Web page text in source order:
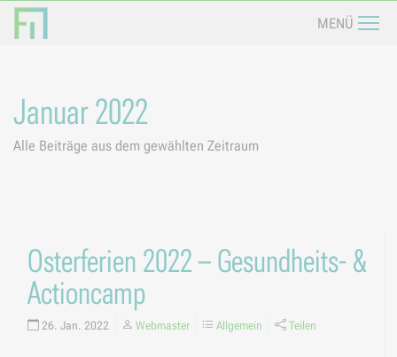
MENÜ
Januar 2022
Alle Beiträge aus dem gewählten Zeitraum
Osterferien 2022 – Gesundheits- &
Actioncamp
26. Jan. 2022 Webmaster Allgemein Teilen